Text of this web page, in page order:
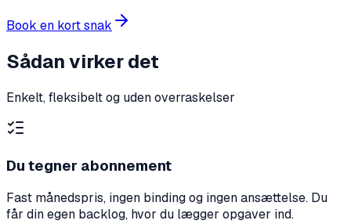
Book en kort snak
Sådan virker det
Enkelt, fleksibelt og uden overraskelser
Du tegner abonnement
Fast månedspris, ingen binding og ingen ansættelse. Du
får din egen backlog, hvor du lægger opgaver ind.